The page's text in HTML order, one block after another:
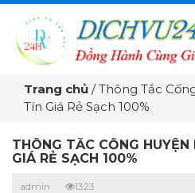
Trang chủ /Thông Tắc
Tín Giá Rẻ Sạch 100%
THÔNG TẮC CỐNG
GIÁ RẺ SẠCH 100%
admin 1323